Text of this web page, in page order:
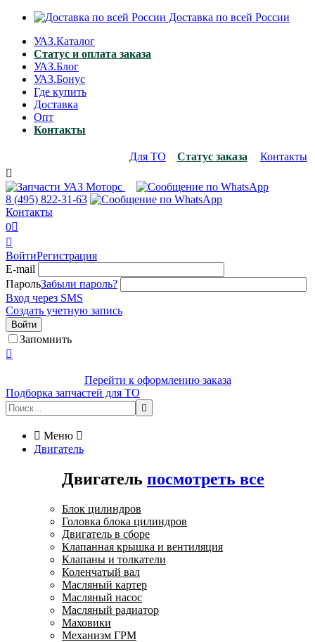
Доставка по всей России
УАЗ.Каталог
Статус и оплата заказа
УАЗ.Блог
УАЗ.Бонус
Где купить
Доставка
Опт
Контакты
Для ТО Статус заказа
Контакты

8 (495) 822-31-63
Контакты
0

ВойтиРегистрация
E-mail
ПарольЗабыли пароль?
Вход через SMS
Создать учетную запись
Войти
Запомнить

Перейти к оформлению заказа
Подборка запчастей для ТО

 Меню 
Двигатель
Двигатель посмотреть все
Блок цилиндров
Головка блока цилиндров
Двигатель в сборе
Клапанная крышка и вентиляция
Клапаны и толкатели
Коленчатый вал
Масляный картер
Масляный насос
Масляный радиатор
Маховики
Механизм ГРМ